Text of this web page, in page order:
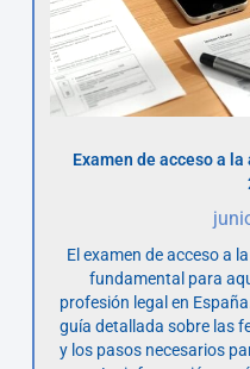
Examen de acceso a
El examen de acceso a
fundamental para
profesión legal en
guía detallada sobre las
y los pasos necesarios